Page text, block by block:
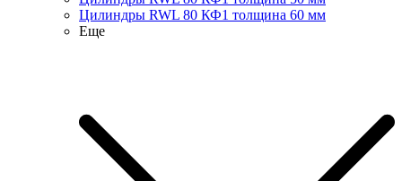
Цилиндры RWL 80 КФ1 толщина 60 мм
Еще